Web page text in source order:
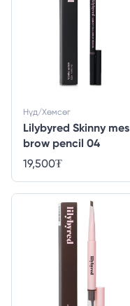
Lilybyred Skinny mes
brow pencil 04
Нүд/Хөмсөг
19,500₮